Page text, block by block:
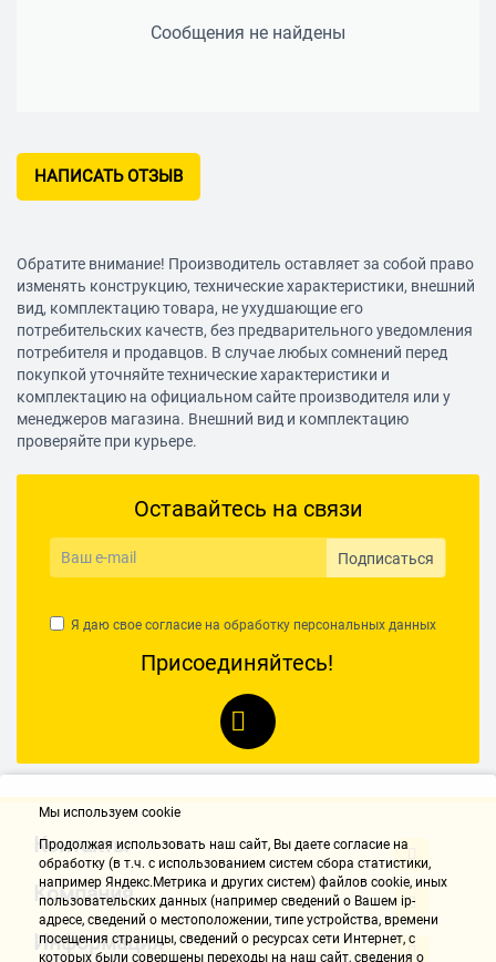
Сообщения не найдены
НАПИСАТЬ ОТЗЫВ
Обратите внимание! Производитель оставляет за собой право
изменять конструкцию, технические характеристики, внешний
вид, комплектацию товара, не ухудшающие его
потребительских качеств, без предварительного уведомления
потребителя и продавцов. В случае любых сомнений перед
покупкой уточняйте технические характеристики и
комплектацию на официальном сайте производителя или у
менеджеров магазина. Внешний вид и комплектацию
проверяйте при курьере.
Оставайтесь на связи
Подписаться
Я даю свое согласие на обработку персональных данных
Присоединяйтесь!
Контакты
Компания
Информация
Мы используем cookie
Продолжая использовать наш cайт, Вы даете согласие на
обработку (в т.ч. с использованием систем сбора статистики,
например Яндекс.Метрика и других систем) файлов cookie, иных
пользовательских данных (например сведений о Вашем ip-
адресе, сведений о местоположении, типе устройства, времени
посещения страницы, сведений о ресурсах сети Интернет, с
которых были совершены переходы на наш сайт, сведения о